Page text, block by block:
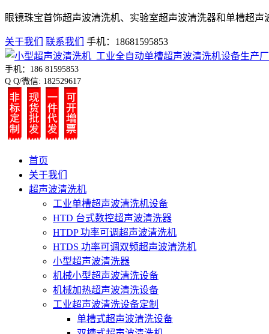
眼镜珠宝首饰超声波清洗机、实验室超声波清洗器和单槽超声
关于我们 联系我们 手机：18681595853
手机：186 81595853
Q Q/微信: 182529617
首页
关于我们
超声波清洗机
工业单槽超声波清洗机设备
HTD 台式数控超声波清洗器
HTDP 功率可调超声波清洗机
HTDS 功率可调双频超声波清洗机
小型超声波清洗器
机械小型超声波清洗设备
机械加热超声波清洗设备
工业超声波清洗设备定制
单槽式超声波清洗设备